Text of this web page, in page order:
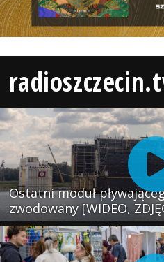
Ostatni moduł
zwodowany [WIDEO,